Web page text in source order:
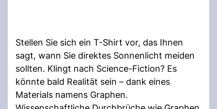
Stellen Sie sich ein T-Shirt vor, das Ihnen
sagt, wann Sie direktes Sonnenlicht meiden
sollten. Klingt nach Science-Fiction? Es
könnte bald Realität sein – dank eines
Materials namens Graphen.